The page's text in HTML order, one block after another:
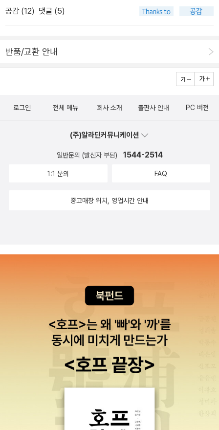
공감 (12) 댓글 (5)
반품/교환 안내
로그인 전체 메뉴 회사 소개 출판사 안내 PC 버전
(주)알라딘커뮤니케이션
일반문의 (발신자 부담) 1544-2514
1:1 문의 FAQ
중고매장 위치, 영업시간 안내